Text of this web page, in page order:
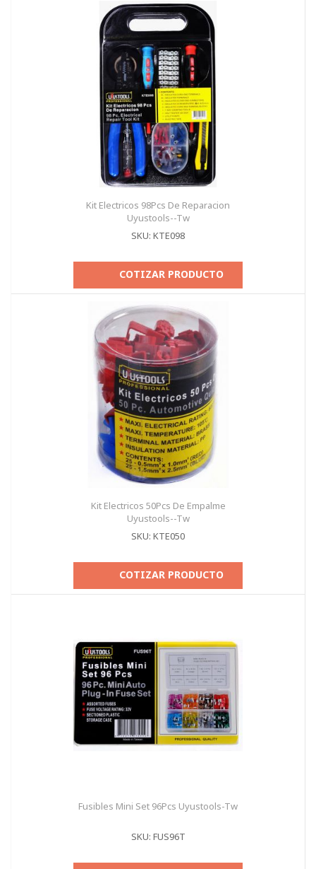
Kit Electricos 98Pcs De Reparacion
Uyustools--Tw
SKU: KTE098
COTIZAR PRODUCTO
Kit Electricos 50Pcs De Empalme
Uyustools--Tw
SKU: KTE050
COTIZAR PRODUCTO
Fusibles Mini Set 96Pcs Uyustools-Tw
SKU: FUS96T